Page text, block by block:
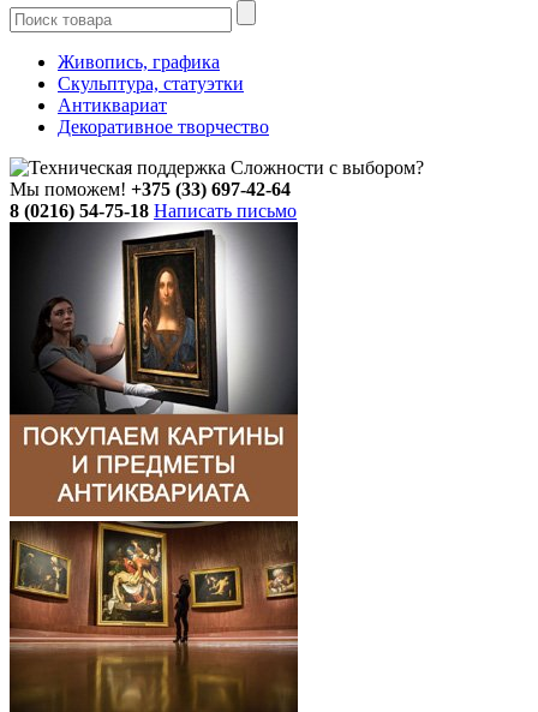
Живопись, графика
Скульптура, статуэтки
Антиквариат
Декоративное творчество
Сложности с выбором?
Мы поможем! +375 (33) 697-42-64
8 (0216) 54-75-18 Написать письмо